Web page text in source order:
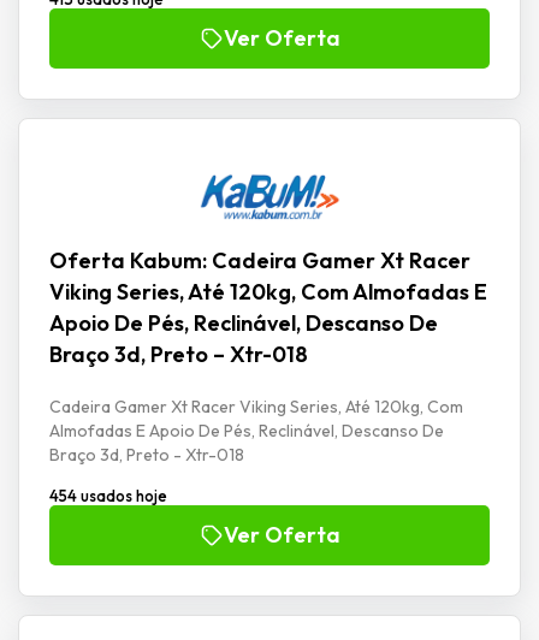
Ver Oferta
Oferta Kabum: Cadeira Gamer Xt Racer
Viking Series, Até 120kg, Com Almofadas E
Apoio De Pés, Reclinável, Descanso De
Braço 3d, Preto – Xtr-018
Cadeira Gamer Xt Racer Viking Series, Até 120kg, Com
Almofadas E Apoio De Pés, Reclinável, Descanso De
Braço 3d, Preto - Xtr-018
454 usados hoje
Ver Oferta